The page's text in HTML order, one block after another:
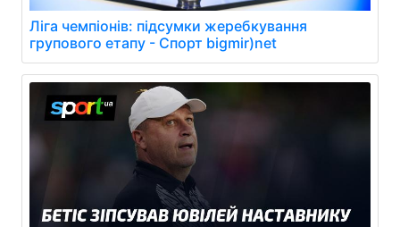
Ліга чемпіонів: підсумки жеребкування
групового етапу - Спорт bigmir)net